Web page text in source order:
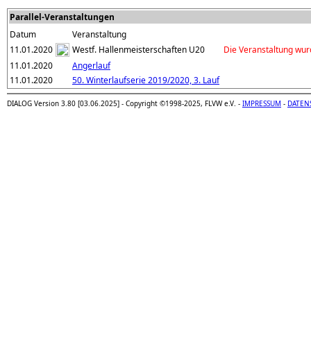
Parallel-Veranstaltungen
Datum
Veranstaltung
11.01.2020
Westf. Hallenmeisterschaften U20
Die Veranstaltung
11.01.2020
Angerlauf
11.01.2020
50. Winterlaufserie 2019/2020, 3. Lauf
DIALOG Version 3.80 [03.06.2025] - Copyright ©1998-2025, FLVW e.V. - IMPRESSUM -